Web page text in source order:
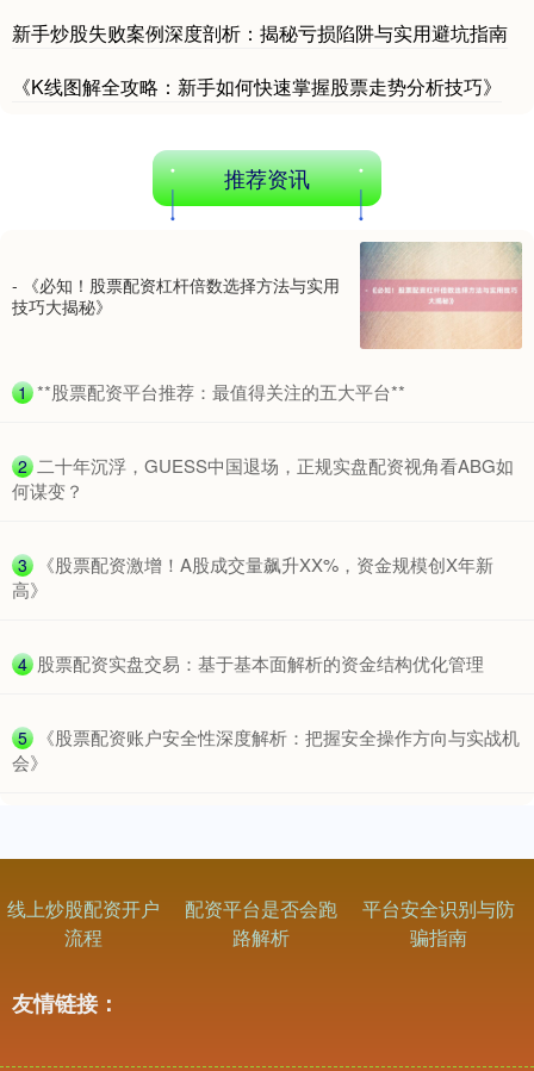
新手炒股失败案例深度剖析：揭秘亏损陷阱与实用避坑指南
《K线图解全攻略：新手如何快速掌握股票走势分析技巧》
推荐资讯
- 《必知！股票配资杠杆倍数选择方法与实用
技巧大揭秘》
1 ​**股票配资平台推荐：最值得关注的五大平台**
2 ​二十年沉浮，GUESS中国退场，正规实盘配资视角看ABG如
何谋变？
3
​《股票配资激增！A股成交量飙升XX%，资金规模创X年新
高》
4 ​股票配资实盘交易：基于基本面解析的资金结构优化管理
5
​《股票配资账户安全性深度解析：把握安全操作方向与实战机
会》
线上炒股配资开户
流程
配资平台是否会跑
路解析
平台安全识别与防
骗指南
友情链接：